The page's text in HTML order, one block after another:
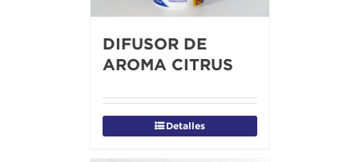
DIFUSOR DE
AROMA CITRUS
Detalles